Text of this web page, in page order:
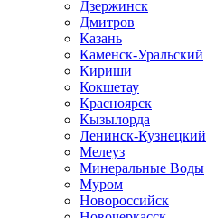
Дзержинск
Дмитров
Казань
Каменск-Уральский
Кириши
Кокшетау
Красноярск
Кызылорда
Ленинск-Кузнецкий
Мелеуз
Минеральные Воды
Муром
Новороссийск